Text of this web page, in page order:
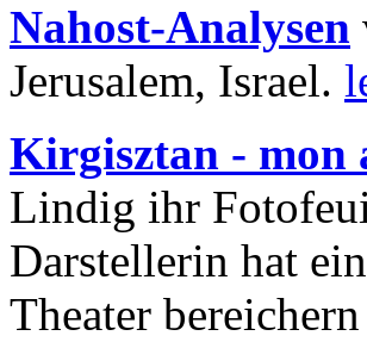
Nahost-Analysen
Jerusalem, Israel.
Kirgisztan - mon
Lindig ihr
Darstellerin hat
Theater